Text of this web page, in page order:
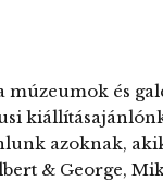
múzeumok és
azoknak,
& George,